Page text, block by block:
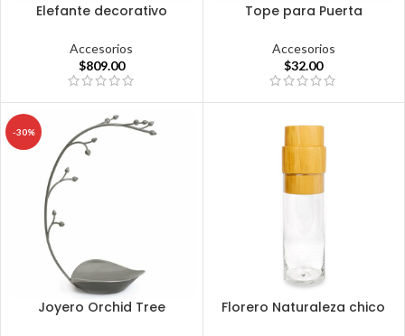
Elefante decorativo
Accesorios
$809.00
Tope para Puerta
Accesorios
$32.00
-30%
Joyero Orchid Tree Florero Naturaleza chico